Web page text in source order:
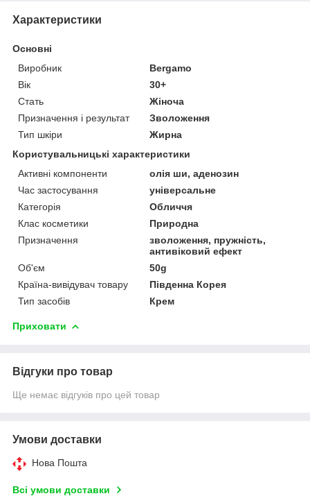
Характеристики
Основні
Виробник
Bergamo
Вік
30+
Стать
Жіноча
Призначення і результат
Зволоження
Тип шкіри
Жирна
Користувальницькі характеристики
Активні компоненти
олія ши, аденозин
Час застосування
універсальне
Категорія
Обличчя
Клас косметики
Природна
Призначення
зволоження, пружність,
антивіковий ефект
Об'єм
50g
Країна-вивідувач товару
Південна Корея
Тип засобів
Крем
Приховати
Відгуки про товар
Ще немає відгуків про цей товар
Умови доставки
Нова Пошта
Всі умови доставки